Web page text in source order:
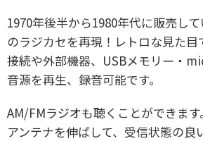
1970年後半から1980年代に販売し
のラジカセを再現！レトロな見た
接続や外部機器、USBメモリー・
音源を再生、録音可能です。
AM/FMラジオも聴くことができます。
アンテナを伸ばして、受信状態の良